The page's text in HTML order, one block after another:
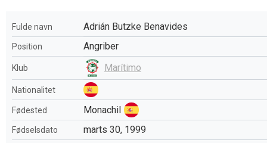
Fulde navn Adrián Butzke Benavides
Position Angriber
Klub Marítimo
Nationalitet
Fødested Monachil
Fødselsdato marts 30, 1999